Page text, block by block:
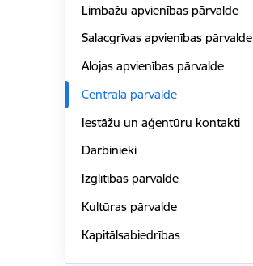
Limbažu apvienības pārvalde
Salacgrīvas apvienības pārvalde
Alojas apvienības pārvalde
Centrālā pārvalde
Iestāžu un aģentūru kontakti
Darbinieki
Izglītības pārvalde
Kultūras pārvalde
Kapitālsabiedrības